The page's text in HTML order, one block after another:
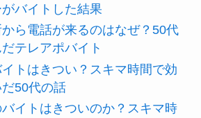
バイトした結果
ら電話が来るのはなぜ？50代
テレアポバイト
トはきつい？スキマ時間で効
50代の話
イトはきついのか？スキマ時